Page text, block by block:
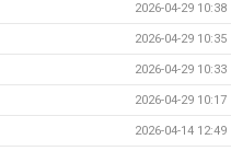
2026-04-29 10:38
2026-04-29 10:35
2026-04-29 10:33
2026-04-29 10:17
2026-04-14 12:49